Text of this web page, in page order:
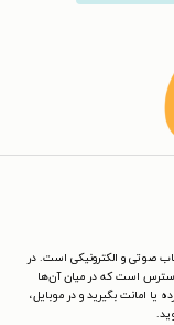
صوتی و الکترونیکی است. در
دسترس است که در میان آن‌ها
یا امانت بگیرید و در موبایل،